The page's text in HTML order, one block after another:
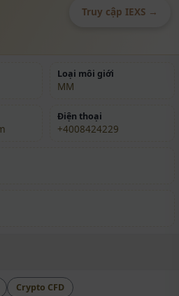
Truy cập IEXS →
Loại môi giới
MM
Điện thoại
+4008424229
Crypto CFD